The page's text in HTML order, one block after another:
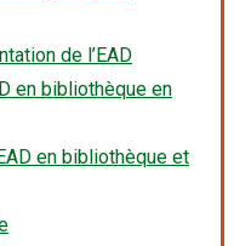
de l’EAD
en bibliothèque en
en bibliothèque et